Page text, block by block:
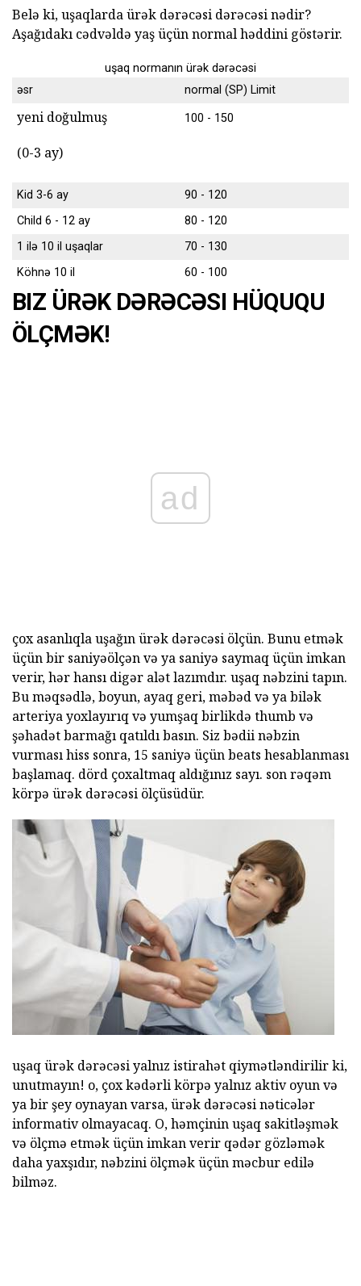
Belə ki, uşaqlarda ürək dərəcəsi dərəcəsi nədir?
Aşağıdakı cədvəldə yaş üçün normal həddini göstərir.
uşaq normanın ürək dərəcəsi
əsr
normal (SP) Limit
yeni doğulmuş
(0-3 ay)
100 - 150
Kid 3-6 ay
90 - 120
Child 6 - 12 ay
80 - 120
1 ilə 10 il uşaqlar
70 - 130
Köhnə 10 il
60 - 100
BIZ ÜRƏK DƏRƏCƏSI HÜQUQU
ÖLÇMƏK!
ad
çox asanlıqla uşağın ürək dərəcəsi ölçün. Bunu etmək
üçün bir saniyəölçən və ya saniyə saymaq üçün imkan
verir, hər hansı digər alət lazımdır. uşaq nəbzini tapın.
Bu məqsədlə, boyun, ayaq geri, məbəd və ya bilək
arteriya yoxlayırıq və yumşaq birlikdə thumb və
şəhadət barmağı qatıldı basın. Siz bədii nəbzin
vurması hiss sonra, 15 saniyə üçün beats hesablanması
başlamaq. dörd çoxaltmaq aldığınız sayı. son rəqəm
körpə ürək dərəcəsi ölçüsüdür.
uşaq ürək dərəcəsi yalnız istirahət qiymətləndirilir ki,
unutmayın! o, çox kədərli körpə yalnız aktiv oyun və
ya bir şey oynayan varsa, ürək dərəcəsi nəticələr
informativ olmayacaq. O, həmçinin uşaq sakitləşmək
və ölçmə etmək üçün imkan verir qədər gözləmək
daha yaxşıdır, nəbzini ölçmək üçün məcbur edilə
bilməz.